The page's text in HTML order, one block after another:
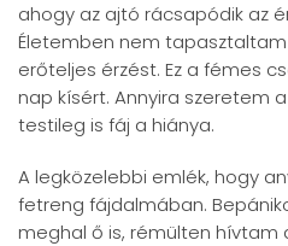
ahogy az ajtó rácsapódik az
Életemben nem
erőteljes érzést. Ez a fémes
nap kísért. Annyira szeretem
testileg is fáj a hiánya.
A legközelebbi emlék, hogy
fetreng fájdalmában.
meghal ő is, rémülten hívtam